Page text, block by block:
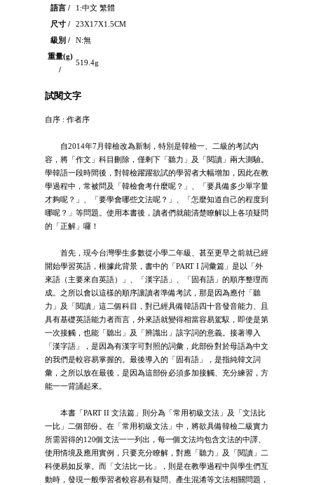
語言 /
1:中文 繁體
尺寸 /
23X17X1.5CM
級別 /
N:無
重量(g)
/
519.4g
試閱文字
自序 : 作者序
自2014年7月韓檢改為新制，特別是韓檢一、二級的考試內
容，將「作文」科目刪除，僅剩下「聽力」及「閱讀」兩大測驗。
學韓語一段時間後，對韓檢躍躍欲試的學習者大幅增加，因此在教
學過程中，常被問及「韓檢會考什麼呢？」、「要具備多少單字量
才夠呢？」、「要學會哪些文法呢？」、「怎麼知道自己的程度到
哪呢？」等問題。使用本書後，讀者們就能清楚瞭解以上各項疑問
的「正解」囉！
首先，現今台灣學生多數從小學二年級、甚至更早之前就已經
開始學習英語，根據此背景，書中的「PART I 詞彙篇」是以「外
來語（主要來自英語）」、「漢字語」、「固有語」的順序整理而
成。之所以會以這樣的順序讓讀者準備考試，那是因為應付「聽
力」及「閱讀」這二個科目，對已經具備韓語四十音發音能力、且
具有基礎英語能力者而言，外來語就變得相當容易駕馭，即使是第
一次接觸，也能「聽出」及「辨識出」該字詞的意義。接著導入
「漢字語」，是因為有漢字可對照的詞彙，此部份對於母語為中文
的我們是較容易掌握的。最後導入的「固有語」，是指純韓文詞
彙，之所以放在最後，是因為這部份必須多加接觸、充分練習，方
能一一背誦起來。
本書「PART II 文法篇」則分為「常用初級文法」及「文法比
一比」二個部份。在「常用初級文法」中，將欲具備韓檢二級實力
所需習得的120個文法一一列出，每一個文法均包含文法的中譯、
使用情境及應用實例，只要充分瞭解，對應「聽力」及「閱讀」二
科便易如反掌。而「文法比一比」，則是在教學過程中與學生們互
動時，發現一般學習者較容易有疑問、產生混淆等文法相關問題，